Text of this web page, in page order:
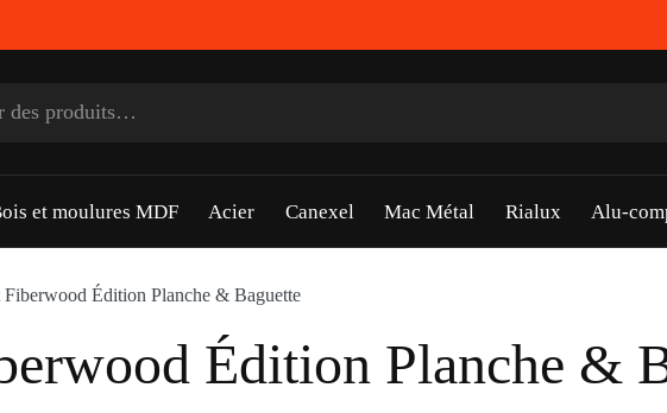
et moulures MDF Acier Canexel Mac Métal Rialux Alu-
Fiberwood Édition Planche & Baguette
Édition Planche &